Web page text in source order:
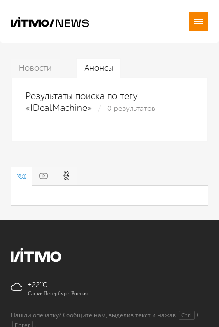
Новости Анонсы
Результаты поиска по тегу
«IDealMachine»
0 результатов
+22
Санкт-Петербург, Россия
Нашли опечатку? Сообщите нам, выделив текст и нажав Ctrl +
Enter .